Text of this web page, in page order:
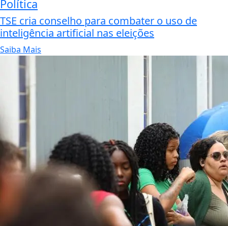
Política
TSE cria conselho para combater o uso de
inteligência artificial nas eleições
Saiba Mais